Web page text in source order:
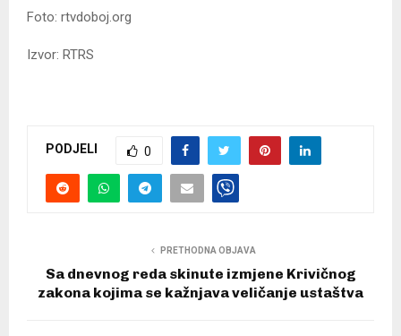
Foto: rtvdoboj.org
Izvor: RTRS
PODJELI 0
PRETHODNA OBJAVA
Sa dnevnog reda skinute izmjene Krivičnog
zakona kojima se kažnjava veličanje ustaštva